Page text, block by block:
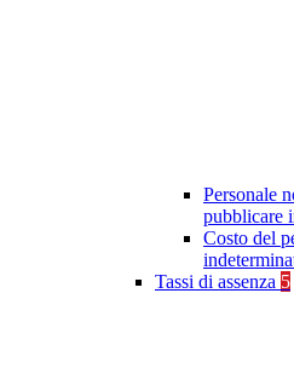
Personale
pubblicare
Costo del
Tassi di assenza 5